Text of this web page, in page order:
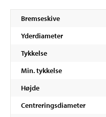
Bremseskive
Yderdiameter
Tykkelse
Min. tykkelse
Højde
Centreringsdiameter